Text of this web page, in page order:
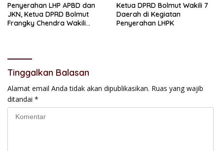
Penyerahan LHP APBD dan
JKN, Ketua DPRD Bolmut
Frangky Chendra Wakili
Ketua DPRD Bolmut Wakili 7
Daerah di Kegiatan
Penyerahan LHPK
Tinggalkan Balasan
Alamat email Anda tidak akan dipublikasikan. Ruas yang wajib
ditandai *